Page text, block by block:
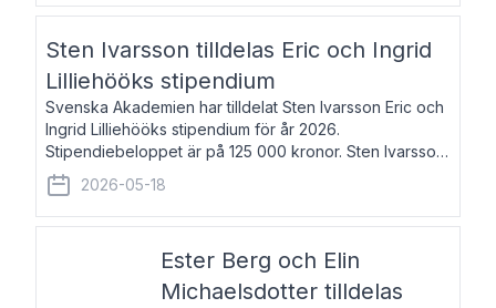
Sten Ivarsson tilldelas Eric och Ingrid
Lilliehööks stipendium
Svenska Akademien har tilldelat Sten Ivarsson Eric och
Ingrid Lilliehööks stipendium för år 2026.
Stipendiebeloppet är på 125 000 kronor. Sten Ivarsson,
född 1979, är mediateksamordnare vid
Söderslättsgymnasiet i Trelleborg. Här har han på
2026-05-18
Ester Berg och Elin
Michaelsdotter tilldelas